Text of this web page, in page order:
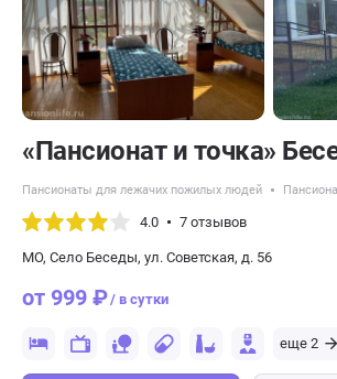
«Пансионат и точка»
Пансионаты для лежачих пожилых людей
4.0 7 отзывов
МО, Село Беседы, ул. Советская, д. 56
от 999 ₽/ в сутки
еще 2